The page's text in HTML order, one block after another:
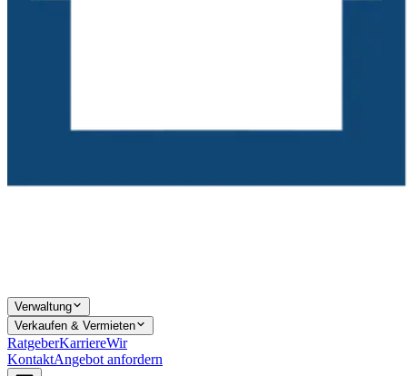
Verwaltung
Verkaufen & Vermieten
RatgeberKarriereWir
KontaktAngebot anfordern